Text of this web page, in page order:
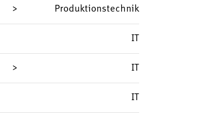
Produktionstechnik
IT
IT
IT